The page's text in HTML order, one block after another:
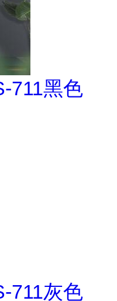
711黑色
711灰色